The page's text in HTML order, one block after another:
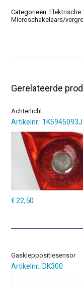
Categorieën:
Microschakelaars/
Gerelateerde
Achterlicht
Artikelnr.: 1K5945093J
€22,50
Gaskleppositiesensor
Artikelnr.: DK300